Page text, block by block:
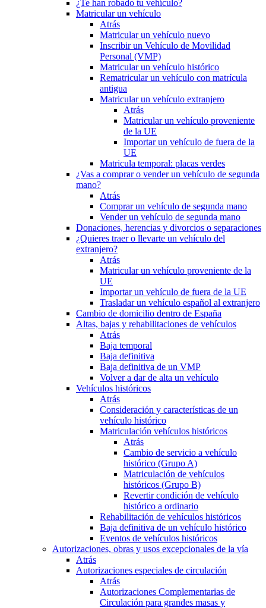
¿Te han robado tu vehículo?
Matricular un vehículo
Atrás
Matricular un vehículo nuevo
Inscribir un Vehículo de Movilidad
Personal (VMP)
Matricular un vehículo histórico
Rematricular un vehículo con matrícula
antigua
Matricular un vehículo extranjero
Atrás
Matricular un vehículo proveniente
de la UE
Importar un vehículo de fuera de la
UE
Matricula temporal: placas verdes
¿Vas a comprar o vender un vehículo de segunda
mano?
Atrás
Comprar un vehículo de segunda mano
Vender un vehículo de segunda mano
Donaciones, herencias y divorcios o separaciones
¿Quieres traer o llevarte un vehículo del
extranjero?
Atrás
Matricular un vehículo proveniente de la
UE
Importar un vehículo de fuera de la UE
Trasladar un vehículo español al extranjero
Cambio de domicilio dentro de España
Altas, bajas y rehabilitaciones de vehículos
Atrás
Baja temporal
Baja definitiva
Baja definitiva de un VMP
Volver a dar de alta un vehículo
Vehículos históricos
Atrás
Consideración y características de un
vehículo histórico
Matriculación vehículos históricos
Atrás
Cambio de servicio a vehículo
histórico (Grupo A)
Matriculación de vehículos
históricos (Grupo B)
Revertir condición de vehículo
histórico a ordinario
Rehabilitación de vehículos históricos
Baja definitiva de un vehículo histórico
Eventos de vehículos históricos
Autorizaciones, obras y usos excepcionales de la vía
Atrás
Autorizaciones especiales de circulación
Atrás
Autorizaciones Complementarias de
Circulación para grandes masas y